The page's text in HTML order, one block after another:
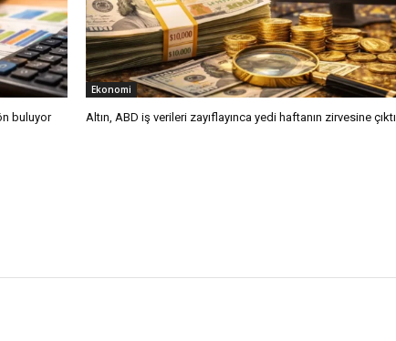
buluyor
Ekonomi
Altın, ABD iş verileri zayıflayınca yedi haftanın zirvesine çıktı